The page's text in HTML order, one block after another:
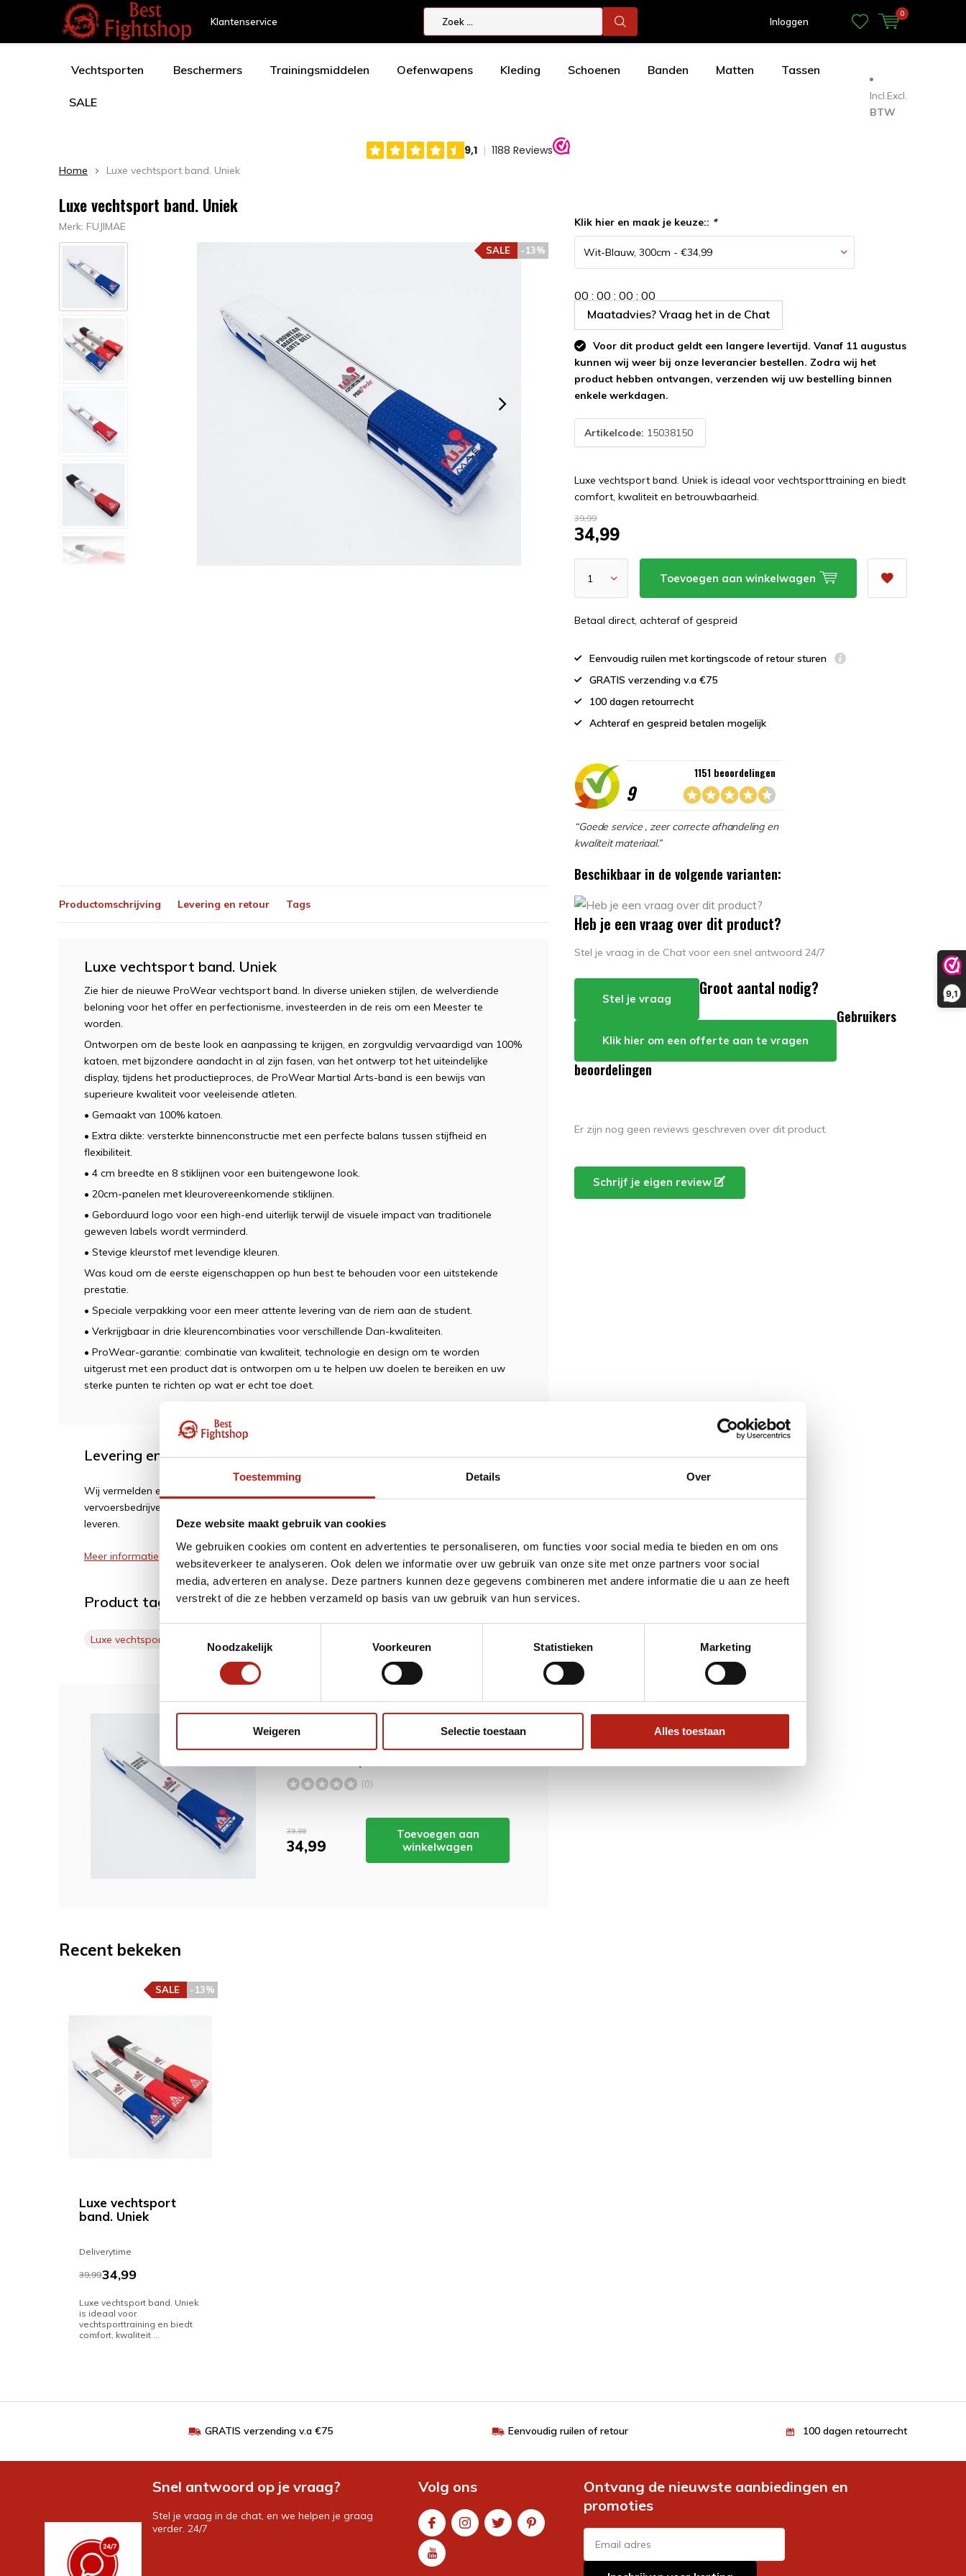
Toestemming Details Over
Deze website maakt gebruik van cookies
We gebruiken cookies om content en advertenties te personaliseren, om functies voor social media te bieden en om ons
websiteverkeer te analyseren. Ook delen we informatie over uw gebruik van onze site met onze partners voor social
media, adverteren en analyse. Deze partners kunnen deze gegevens combineren met andere informatie die u aan ze heeft
verstrekt of die ze hebben verzameld op basis van uw gebruik van hun services.
Noodzakelijk
Voorkeuren Statistieken Marketing
Weigeren Selectie toestaan Alles toestaan
9,1
Klantenservice Inloggen
0
Vechtsporten Beschermers Trainingsmiddelen Oefenwapens Kleding Schoenen Banden Matten Tassen
SALE Incl.Excl.
BTW
Home Luxe vechtsport band. Uniek
Luxe vechtsport band. Uniek
Merk: FUJIMAE
-13%
SALE
Klik hier en maak je keuze:: *
00 :00 :00 :00
Maatadvies? Vraag het in de Chat
Voor dit product geldt een langere levertijd. Vanaf 11 augustus
kunnen wij weer bij onze leverancier bestellen. Zodra wij het
product hebben ontvangen, verzenden wij uw bestelling binnen
enkele werkdagen.
Artikelcode: 15038150
Luxe vechtsport band. Uniek is ideaal voor vechtsporttraining en biedt
comfort, kwaliteit en betrouwbaarheid.
39,99
34,99
Toevoegen aan winkelwagen
Betaal direct, achteraf of gespreid
Eenvoudig ruilen met kortingscode of retour sturen
GRATIS verzending v.a €75
100 dagen retourrecht
Achteraf en gespreid betalen mogelijk
9
1151 beoordelingen
“Goede service , zeer correcte afhandeling en
kwaliteit materiaal.”
Beschikbaar in de volgende varianten:
Productomschrijving Levering en retour Tags
Luxe vechtsport band. Uniek
Zie hier de nieuwe ProWear vechtsport band. In diverse unieken stijlen, de welverdiende
beloning voor het offer en perfectionisme, investeerden in de reis om een ​​Meester te
worden.
Ontworpen om de beste look en aanpassing te krijgen, en zorgvuldig vervaardigd van 100%
katoen, met bijzondere aandacht in al zijn fasen, van het ontwerp tot het uiteindelijke
display, tijdens het productieproces, de ProWear Martial Arts-band is een bewijs van
superieure kwaliteit voor veeleisende atleten.
• Gemaakt van 100% katoen.
• Extra dikte: versterkte binnenconstructie met een perfecte balans tussen stijfheid en
flexibiliteit.
• 4 cm breedte en 8 stiklijnen voor een buitengewone look.
• 20cm-panelen met kleurovereenkomende stiklijnen.
• Geborduurd logo voor een high-end uiterlijk terwijl de visuele impact van traditionele
geweven labels wordt verminderd.
• Stevige kleurstof met levendige kleuren.
Was koud om de eerste eigenschappen op hun best te behouden voor een uitstekende
prestatie.
• Speciale verpakking voor een meer attente levering van de riem aan de student.
• Verkrijgbaar in drie kleurencombinaties voor verschillende Dan-kwaliteiten.
• ProWear-garantie: combinatie van kwaliteit, technologie en design om te worden
uitgerust met een product dat is ontworpen om u te helpen uw doelen te bereiken en uw
sterke punten te richten op wat er echt toe doet.
Levering en retour
Wij vermelden een geschatte levertijd. Vertragingen kunnen soms voorkomen bij
vervoersbedrijven of leveranciers. Wij zijn soms afhankelijk van hun, en proberen z.s.m te
leveren.
Meer informatie
Product tags
Luxe vechtsport band. Uniek
Dit wordt 'm!
(0)
39,99
34,99
Toevoegen aan
winkelwagen
Heb je een vraag over dit product?
Stel je vraag in de Chat voor een snel antwoord 24/7
Stel je vraag
Groot aantal nodig?
Klik hier om een offerte aan te vragen
Gebruikers
beoordelingen
Er zijn nog geen reviews geschreven over dit product.
Schrijf je eigen review
Recent bekeken
Luxe vechtsport
band. Uniek
-13%
SALE
Deliverytime
39,9934,99
Luxe vechtsport band. Uniek
is ideaal voor
vechtsporttraining en biedt
comfort, kwaliteit ...
GRATIS verzending v.a €75 Eenvoudig ruilen of retour 100 dagen retourrecht
Snel antwoord op je vraag?
Stel je vraag in de chat, en we helpen je graag
verder. 24/7
Volg ons
Ontvang de nieuwste aanbiedingen en
promoties